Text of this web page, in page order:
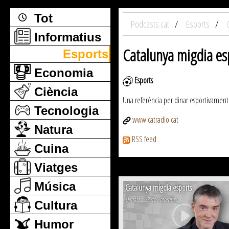
Tot
Informatius
Esports
Economia
Ciència
Tecnologia
Natura
Cuina
Viatges
Música
Cultura
Humor
Podcasts.cat Esports
Catalunya migdia
Esports
Una referència per dinar
www.catradio.cat
RSS feed
Catalunya migdia esports
Dimarts, 23 de Setembre